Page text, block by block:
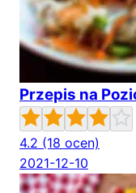
Przepis na
4.2 (18 ocen)
2021-12-10